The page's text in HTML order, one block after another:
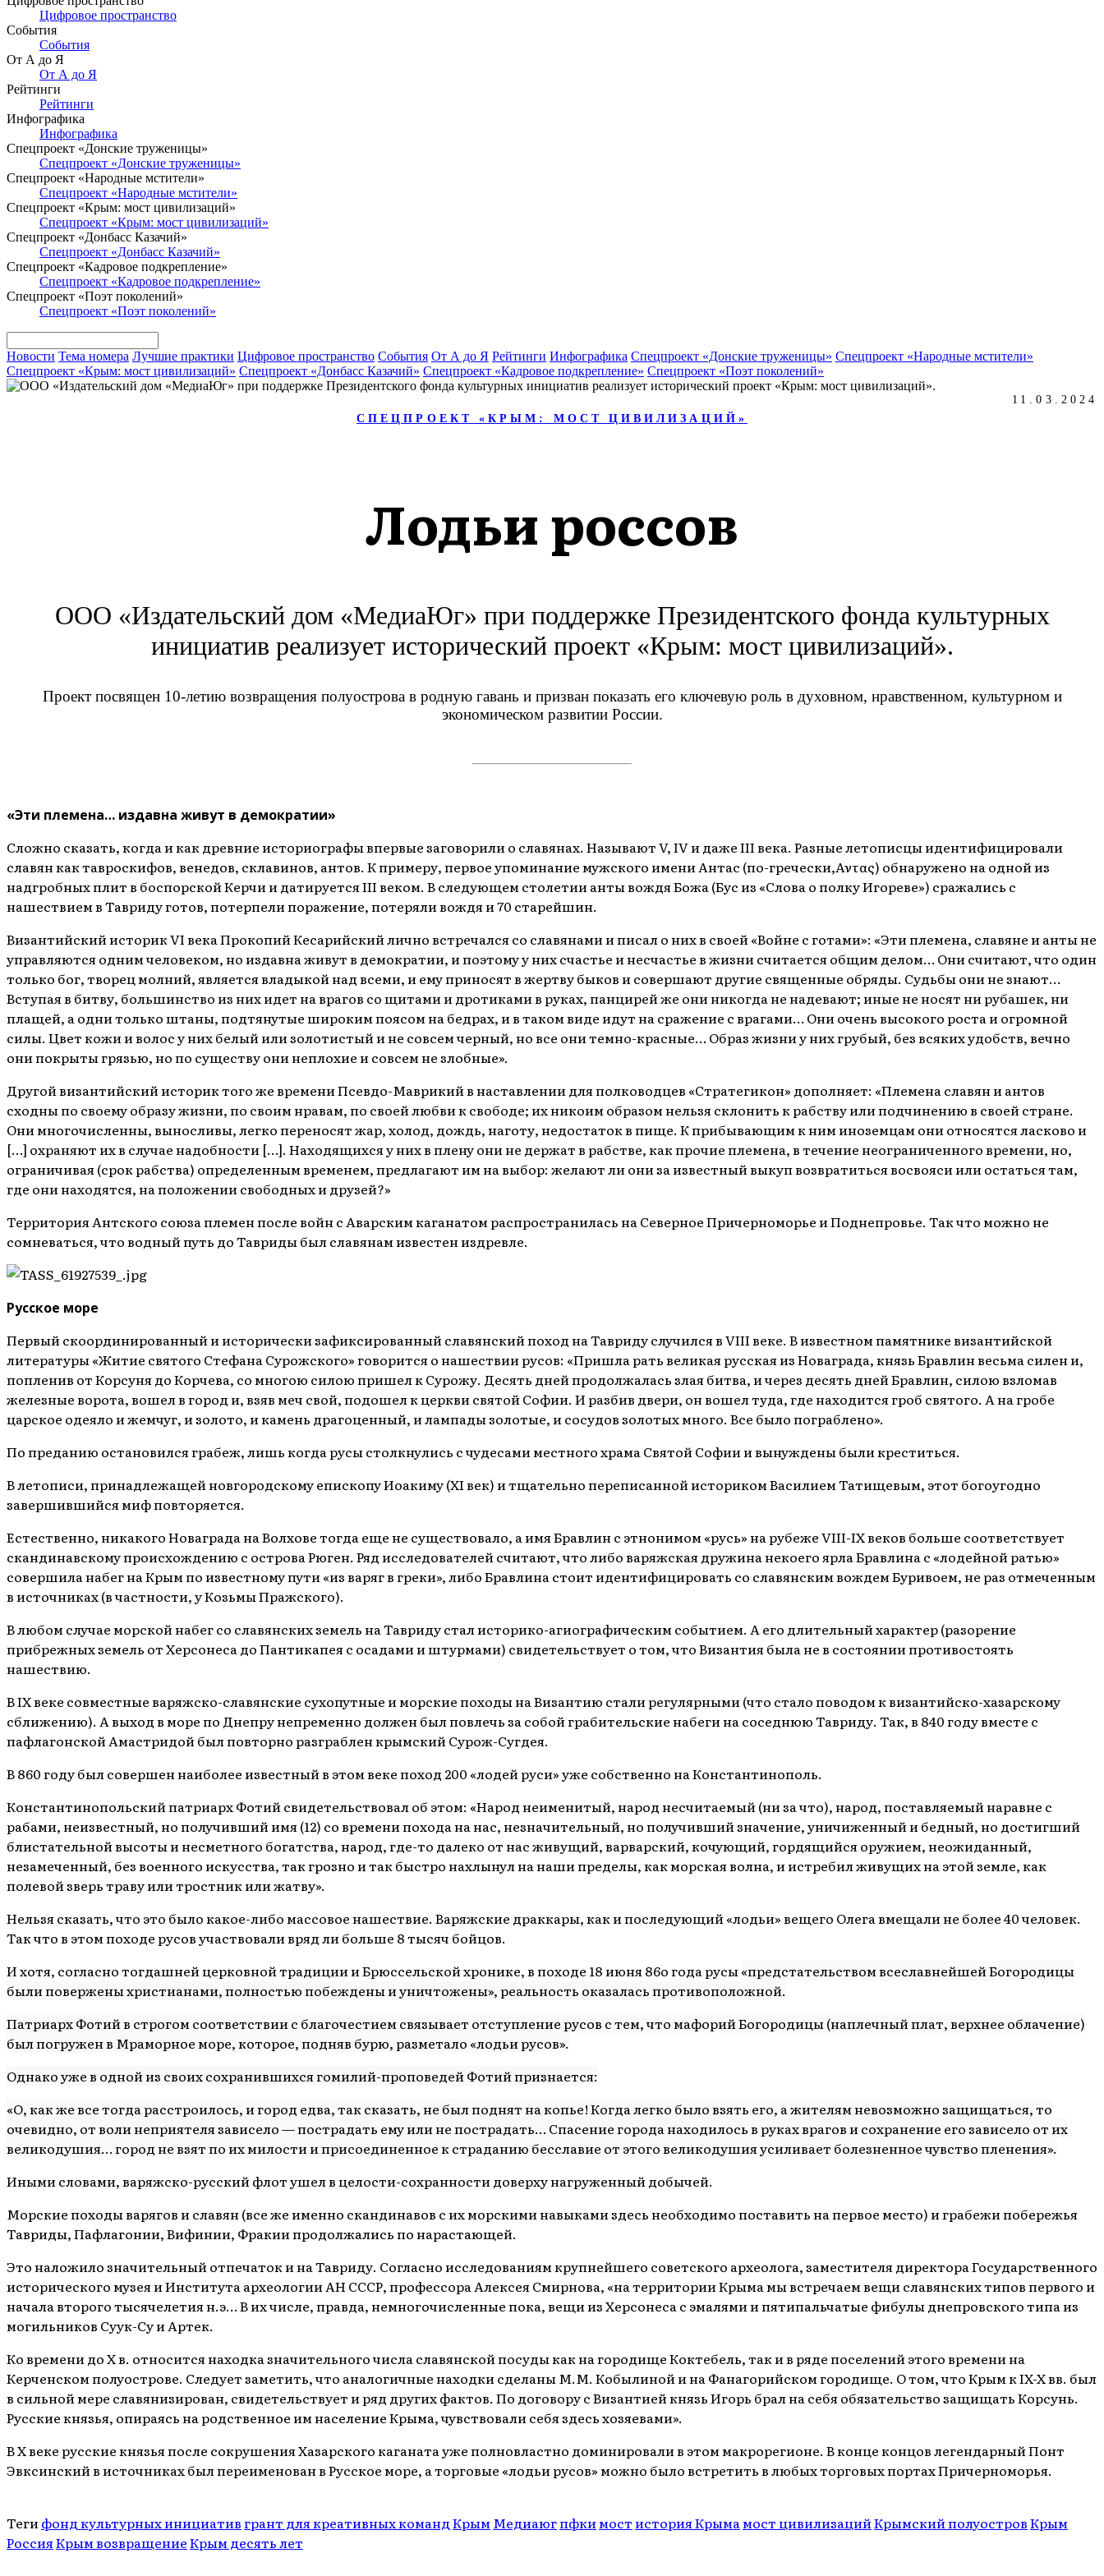
Цифровое пространство
События
События
От А до Я
От А до Я
Рейтинги
Рейтинги
Инфографика
Инфографика
Спецпроект «Донские труженицы»
Спецпроект «Донские труженицы»
Спецпроект «Народные мстители»
Спецпроект «Народные мстители»
Спецпроект «Крым: мост цивилизаций»
Спецпроект «Крым: мост цивилизаций»
Спецпроект «Донбасс Казачий»
Спецпроект «Донбасс Казачий»
Спецпроект «Кадровое подкрепление»
Спецпроект «Кадровое подкрепление»
Спецпроект «Поэт поколений»
Спецпроект «Поэт поколений»
Новости Тема номера Лучшие практики Цифровое пространство События От А до Я Рейтинги Инфографика Спецпроект «Донские труженицы» Спецпроект «Народные мстители»
Спецпроект «Крым: мост цивилизаций» Спецпроект «Донбасс Казачий» Спецпроект «Кадровое подкрепление» Спецпроект «Поэт поколений»
СПЕЦПРОЕКТ «КРЫМ: МОСТ ЦИВИЛИЗАЦИЙ»
11.03.2024
Лодьи россов
ООО «Издательский дом «МедиаЮг» при поддержке Президентского фонда культурных
инициатив реализует исторический проект «Крым: мост цивилизаций».
Проект посвящен 10-летию возвращения полуострова в родную гавань и призван показать его ключевую роль в духовном, нравственном, культурном и
экономическом развитии России.
«Эти племена… издавна живут в демократии»
Сложно сказать, когда и как древние историографы впервые заговорили о славянах. Называют V, IV и даже III века. Разные летописцы идентифицировали
славян как тавроскифов, венедов, склавинов, антов. К примеру, первое упоминание мужского имени Антас (по-гречески,Αντας) обнаружено на одной из
надгробных плит в боспорской Керчи и датируется III веком. В следующем столетии анты вождя Божа (Бус из «Слова о полку Игореве») сражались с
нашествием в Тавриду готов, потерпели поражение, потеряли вождя и 70 старейшин.
Византийский историк VI века Прокопий Кесарийский лично встречался со славянами и писал о них в своей «Войне с готами»: «Эти племена, славяне и анты не
управляются одним человеком, но издавна живут в демократии, и поэтому у них счастье и несчастье в жизни считается общим делом… Они считают, что один
только бог, творец молний, является владыкой над всеми, и ему приносят в жертву быков и совершают другие священные обряды. Судьбы они не знают…
Вступая в битву, большинство из них идет на врагов со щитами и дротиками в руках, панцирей же они никогда не надевают; иные не носят ни рубашек, ни
плащей, а одни только штаны, подтянутые широким поясом на бедрах, и в таком виде идут на сражение с врагами… Они очень высокого роста и огромной
силы. Цвет кожи и волос у них белый или золотистый и не совсем черный, но все они темно-красные… Образ жизни у них грубый, без всяких удобств, вечно
они покрыты грязью, но по существу они неплохие и совсем не злобные».
Другой византийский историк того же времени Псевдо-Маврикий в наставлении для полководцев «Стратегикон» дополняет: «Племена славян и антов
сходны по своему образу жизни, по своим нравам, по своей любви к свободе; их никоим образом нельзя склонить к рабству или подчинению в своей стране.
Они многочисленны, выносливы, легко переносят жар, холод, дождь, наготу, недостаток в пище. К прибывающим к ним иноземцам они относятся ласково и
[…] охраняют их в случае надобности […]. Находящихся у них в плену они не держат в рабстве, как прочие племена, в течение неограниченного времени, но,
ограничивая (срок рабства) определенным временем, предлагают им на выбор: желают ли они за известный выкуп возвратиться восвояси или остаться там,
где они находятся, на положении свободных и друзей?»
Территория Антского союза племен после войн с Аварским каганатом распространилась на Северное Причерноморье и Поднепровье. Так что можно не
сомневаться, что водный путь до Тавриды был славянам известен издревле.
Русское море
Первый скоординированный и исторически зафиксированный славянский поход на Тавриду случился в VIII веке. В известном памятнике византийской
литературы «Житие святого Стефана Сурожского» говорится о нашествии русов: «Пришла рать великая русская из Новаграда, князь Бравлин весьма силен и,
попленив от Корсуня до Корчева, со многою силою пришел к Сурожу. Десять дней продолжалась злая битва, и через десять дней Бравлин, силою взломав
железные ворота, вошел в город и, взяв меч свой, подошел к церкви святой Софии. И разбив двери, он вошел туда, где находится гроб святого. А на гробе
царское одеяло и жемчуг, и золото, и камень драгоценный, и лампады золотые, и сосудов золотых много. Все было пограблено».
По преданию остановился грабеж, лишь когда русы столкнулись с чудесами местного храма Святой Софии и вынуждены были креститься.
В летописи, принадлежащей новгородскому епископу Иоакиму (XI век) и тщательно переписанной историком Василием Татищевым, этот богоугодно
завершившийся миф повторяется.
Естественно, никакого Новаграда на Волхове тогда еще не существовало, а имя Бравлин с этнонимом «русь» на рубеже VIII-IX веков больше соответствует
скандинавскому происхождению с острова Рюген. Ряд исследователей считают, что либо варяжская дружина некоего ярла Бравлина с «лодейной ратью»
совершила набег на Крым по известному пути «из варяг в греки», либо Бравлина стоит идентифицировать со славянским вождем Буривоем, не раз отмеченным
в источниках (в частности, у Козьмы Пражского).
В любом случае морской набег со славянских земель на Тавриду стал историко-агиографическим событием. А его длительный характер (разорение
прибрежных земель от Херсонеса до Пантикапея с осадами и штурмами) свидетельствует о том, что Византия была не в состоянии противостоять
нашествию.
В IX веке совместные варяжско-славянские сухопутные и морские походы на Византию стали регулярными (что стало поводом к византийско-хазарскому
сближению). А выход в море по Днепру непременно должен был повлечь за собой грабительские набеги на соседнюю Тавриду. Так, в 840 году вместе с
пафлагонской Амастридой был повторно разграблен крымский Сурож-Сугдея.
В 860 году был совершен наиболее известный в этом веке поход 200 «лодей руси» уже собственно на Константинополь.
Константинопольский патриарх Фотий свидетельствовал об этом: «Народ неименитый, народ несчитаемый (ни за что), народ, поставляемый наравне с
рабами, неизвестный, но получивший имя (12) со времени похода на нас, незначительный, но получивший значение, уничиженный и бедный, но достигший
блистательной высоты и несметного богатства, народ, где-то далеко от нас живущий, варварский, кочующий, гордящийся оружием, неожиданный,
незамеченный, без военного искусства, так грозно и так быстро нахлынул на наши пределы, как морская волна, и истребил живущих на этой земле, как
полевой зверь траву или тростник или жатву».
Нельзя сказать, что это было какое-либо массовое нашествие. Варяжские драккары, как и последующий «лодьи» вещего Олега вмещали не более 40 человек.
Так что в этом походе русов участвовали вряд ли больше 8 тысяч бойцов.
И хотя, согласно тогдашней церковной традиции и Брюссельской хронике, в походе 18 июня 86о года русы«предстательством всеславнейшей Богородицы
были повержены христианами, полностью побеждены и уничтожены», реальность оказалась противоположной.
Патриарх Фотий в строгом соответствии с благочестием связывает отступление русов с тем, что мафорий Богородицы (наплечный плат, верхнее облачение)
был погружен в Мраморное море, которое, подняв бурю, разметало «лодьи русов».
Однако уже в одной из своих сохранившихся гомилий-проповедей Фотий признается:
«О, как же все тогда расстроилось, и город едва, так сказать, не был поднят на копье! Когда легко было взять его, а жителям невозможно защищаться, то
очевидно, от воли неприятеля зависело — пострадать ему или не пострадать… Спасение города находилось в руках врагов и сохранение его зависело от их
великодушия… город не взят по их милости и присоединенное к страданию бесславие от этого великодушия усиливает болезненное чувство пленения».
Иными словами, варяжско-русский флот ушел в целости-сохранности доверху нагруженный добычей.
Морские походы варягов и славян (все же именно скандинавов с их морскими навыками здесь необходимо поставить на первое место) и грабежи побережья
Тавриды, Пафлагонии, Вифинии, Фракии продолжались по нарастающей.
Это наложило значительный отпечаток и на Тавриду. Согласно исследованиям крупнейшего советского археолога, заместителя директора Государственного
исторического музея и Института археологии АН СССР, профессора Алексея Смирнова, «на территории Крыма мы встречаем вещи славянских типов первого и
начала второго тысячелетия н.э… В их числе, правда, немногочисленные пока, вещи из Херсонеса с эмалями и пятипальчатые фибулы днепровского типа из
могильников Суук-Су и Артек.
Ко времени до X в. относится находка значительного числа славянской посуды как на городище Коктебель, так и в ряде поселений этого времени на
Керченском полуострове. Следует заметить, что аналогичные находки сделаны М.М. Кобылиной и на Фанагорийском городище. О том, что Крым к IX-X вв. был
в сильной мере славянизирован, свидетельствует и ряд других фактов. По договору с Византией князь Игорь брал на себя обязательство защищать Корсунь.
Русские князья, опираясь на родственное им население Крыма, чувствовали себя здесь хозяевами».
В Х веке русские князья после сокрушения Хазарского каганата уже полновластно доминировали в этом макрорегионе. В конце концов легендарный Понт
Эвксинский в источниках был переименован в Русское море, а торговые «лодьи русов» можно было встретить в любых торговых портах Причерноморья.
Тегифонд культурных инициативгрант для креативных командКрымМедиаюгпфкимостистория Крымамост цивилизацийКрымский полуостровКрым
РоссияКрым возвращениеКрым десять лет